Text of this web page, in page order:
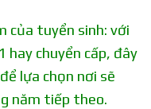
của tuyển sinh: với
hay chuyển cấp, đây
lựa chọn nơi sẽ
năm tiếp theo.